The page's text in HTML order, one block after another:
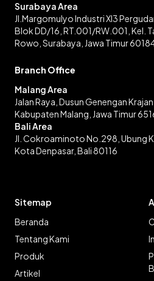
Surabaya Area
Jl.Margomulyo Industri XI3
Blok DD/16, RT.001/RW.001, Kel.
Rowo, Surabaya, Jawa Timur
Branch Office
Malang Area
Jalan Raya, Dusun Genengan
Kabupaten Malang, Jawa Timur
Bali Area
Jl. Cokroaminoto No.298, Ubung
Kota Denpasar, Bali 80116
Sitemap
Beranda
Tentang Kami
Produk
Artikel